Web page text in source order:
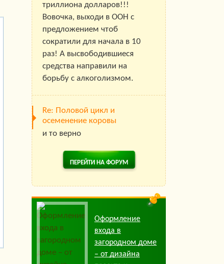
триллиона долларов!!!
Вовочка, выходи в ООН с
предложением чтоб
сократили для начала в 10
раз! А высвободившиеся
средства направили на
борьбу с алкоголизмом.
Re: Половой цикл и
осеменение коровы
и то верно
ПЕРЕЙТИ НА ФОРУМ
Оформление
входа в
загородном доме
– от дизайна